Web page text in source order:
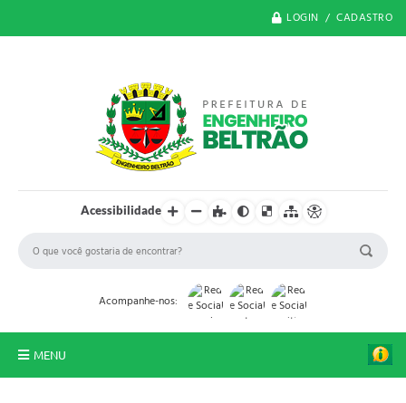
LOGIN / CADASTRO
Acessibilidade
Acompanhe-nos:
MENU